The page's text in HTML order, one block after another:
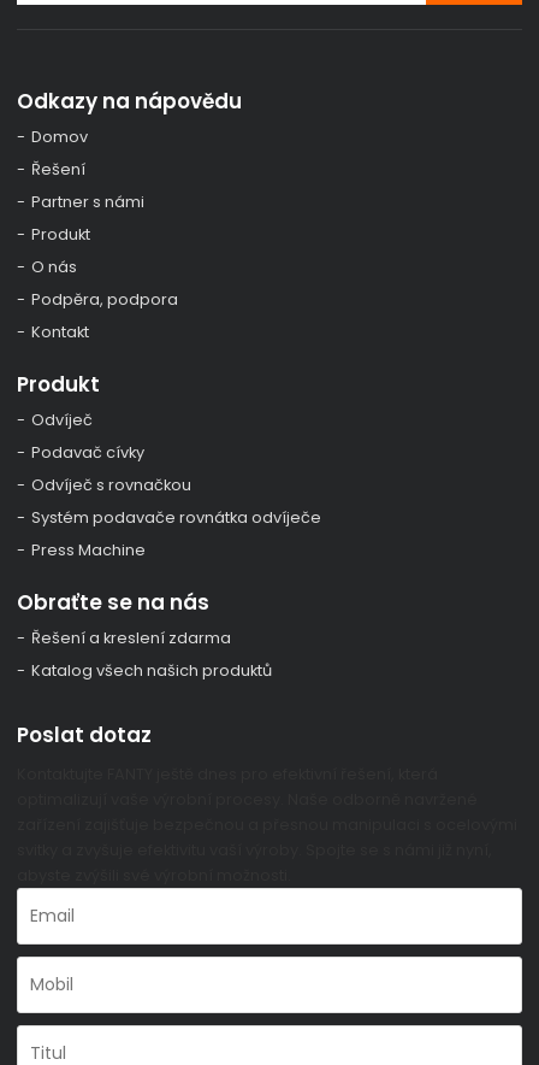
Odkazy na nápovědu
Domov
Řešení
Partner s námi
Produkt
O nás
Podpěra, podpora
Kontakt
Produkt
Odvíječ
Podavač cívky
Odvíječ s rovnačkou
Systém podavače rovnátka odvíječe
Press Machine
Obraťte se na nás
Řešení a kreslení zdarma
Katalog všech našich produktů
Poslat dotaz